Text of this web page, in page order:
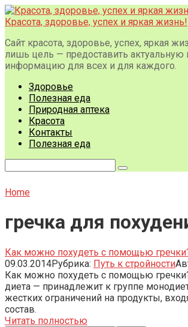
Перейти
к
Красота, здоровье, успех и яркая жизнь!
Сайт красота, здоровье, успех, яркая
лишь цель — предоставить актуальную
информацию для всех и для каждого.
Здоровье
Полезная еда
Природная аптека
Красота
Контакты
Полезная еда
Home
гречка для
Как можно похудеть с помощью
09.03.2014Рубрика: Путь к стройности
Как можно похудеть с помощью
диета — принадлежит к группе
жестких ограничений на продукты,
состав.
Читать полностью